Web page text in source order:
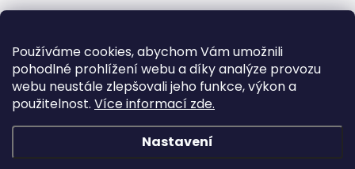
Používáme cookies, abychom Vám umožnili
pohodlné prohlížení webu a díky analýze provozu
webu neustále zlepšovali jeho funkce, výkon a
použitelnost. Více informací zde.
Nastavení